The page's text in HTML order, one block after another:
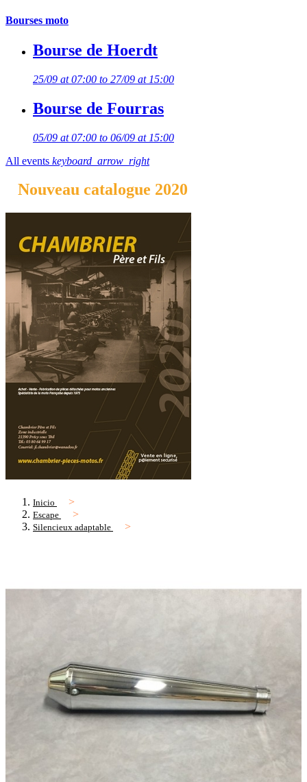
Bourses moto
Bourse de Hoerdt
25/09 at 07:00 to 27/09 at 15:00
Bourse de Fourras
05/09 at 07:00 to 06/09 at 15:00
All events keyboard_arrow_right
Nouveau catalogue 2020
Inicio
Escape
Silencieux adaptable